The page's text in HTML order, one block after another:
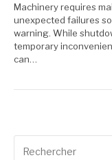
Machinery requires
unexpected failures
warning. While
temporary
can…
pour